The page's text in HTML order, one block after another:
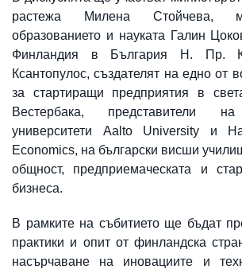
растежа Милена Стойчева,
образованието и науката Галин
Финландия в България Н. Пр.
Ксантопулос, създателят на едно от
за стартиращи предприятия в
Вестербака, представители
университети Aalto University и
Economics, на български висши
общност, предприемаческата и
бизнеса.
В рамките на събитието ще бъдат
практики и опит от финландска
насърчаване на иновациите и